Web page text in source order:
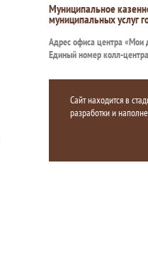
Муниципальное
муниципальных услуг
Адрес офиса центра «Мои
Единый номер колл-
Сайт находится в
разработки и